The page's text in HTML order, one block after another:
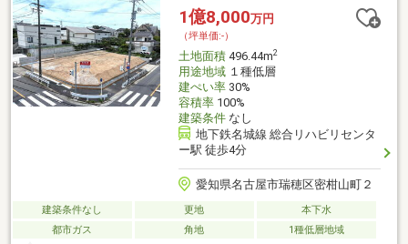
ル ４分・スギドラッグ ６分・サポーレ １０分建築条件な
し・弊社売主物件です！日常の利便性を兼ね備えた閑静な住宅
地、お気軽にお問い合わせください！
1億8,000万円
（坪単価:-）
土地面積496.44m2
用途地域１種低層
建ぺい率30%
容積率100%
建築条件なし
地下鉄名城線 総合リハビリセンタ
ー駅 徒歩4分
愛知県名古屋市瑞穂区密柑山町２
建築条件なし 更地
本下水
都市ガス
角地 1種低層地域